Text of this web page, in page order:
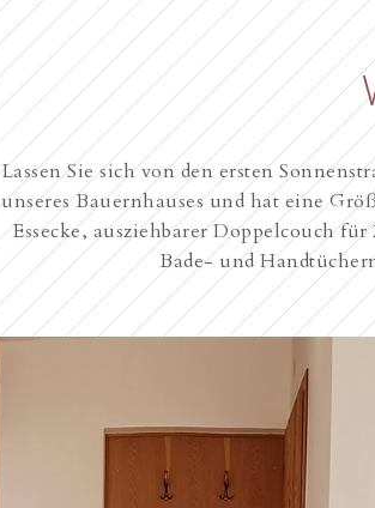
Lassen Sie sich von den ersten
unseres Bauernhauses und hat eine
Essecke, ausziehbarer Doppelcouch
Bade- und